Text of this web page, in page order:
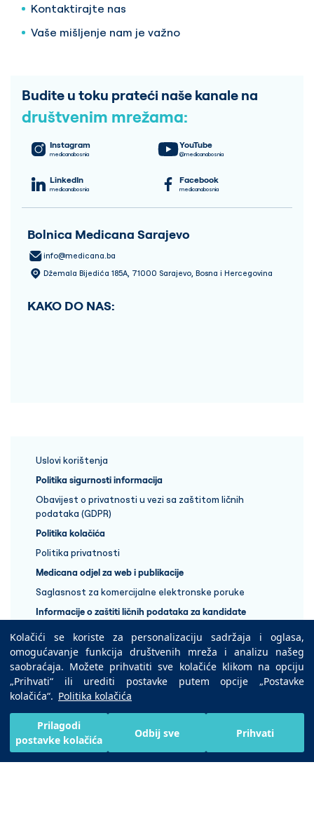
Kolačići se koriste za personalizaciju sadržaja i oglasa,
omogućavanje funkcija društvenih mreža i analizu našeg
saobraćaja. Možete prihvatiti sve kolačiće klikom na opciju
„Prihvati“ ili urediti postavke putem opcije „Postavke
kolačića“. Politika kolačića
Prilagodi
postavke kolačića
Odbij sve Prihvati
Kontaktirajte nas
Vaše mišljenje nam je važno
Budite u toku prateći naše kanale na
društvenim mrežama:
Instagram
medicanabosnia
YouTube
@medicanabosnia
LinkedIn
medicanabosnia
Facebook
medicanabosnia
Bolnica Medicana Sarajevo
info@medicana.ba
Džemala Bijedića 185A, 71000 Sarajevo, Bosna i Hercegovina
KAKO DO NAS:
Uslovi korištenja
Politika sigurnosti informacija
Obavijest o privatnosti u vezi sa zaštitom ličnih
podataka (GDPR)
Politika kolačića
Politika privatnosti
Medicana odjel za web i publikacije
Saglasnost za komercijalne elektronske poruke
Informacije o zaštiti ličnih podataka za kandidate
+387 33 848 888
Copyright © 2025 Medicana Health Group
Preuzmite na